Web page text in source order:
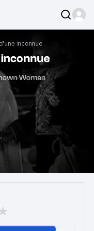
inconnue
Woman